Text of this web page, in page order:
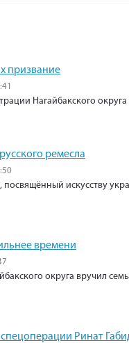
призвание
Нагайбакского
ремесла
посвящённый искусству
времени
округа вручил
спецоперации Ринат